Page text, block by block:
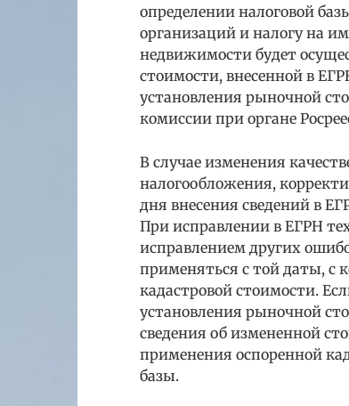
определении налоговой
организаций и налогу на
недвижимости будет
стоимости, внесенной в
установления рыночной
комиссии при органе
В случае изменения
налогообложения,
дня внесения сведений в
При исправлении в ЕГРН
исправлением других
применяться с той даты, с
кадастровой стоимости.
установления рыночной
сведения об измененной
применения оспоренной
базы.